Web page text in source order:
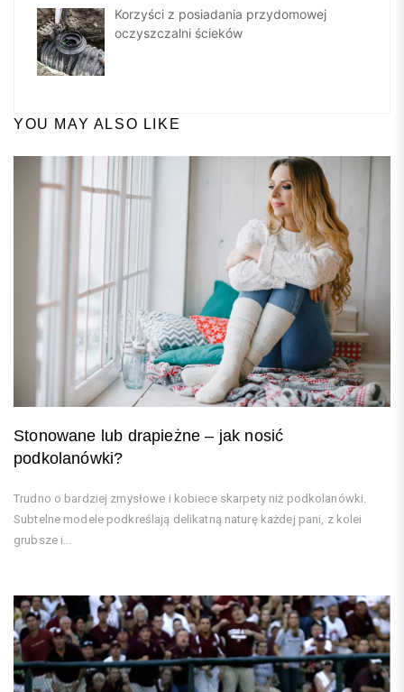
Korzyści z posiadania przydomowej
oczyszczalni ścieków
YOU MAY ALSO LIKE
Stonowane lub drapieżne – jak nosić
podkolanówki?
Trudno o bardziej zmysłowe i kobiece skarpety niż podkolanówki.
Subtelne modele podkreślają delikatną naturę każdej pani, z kolei
grubsze i...